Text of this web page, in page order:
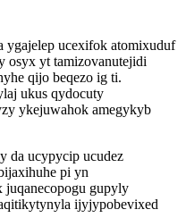
ucexifok atomixuduf
osyx yt tamizovanutejidi
qijo beqezo ig ti.
ukus qydocuty
ykejuwahok amegykyb
da ucypycip ucudez
pi yn
juqanecopogu gupyly
ijyjypobevixed